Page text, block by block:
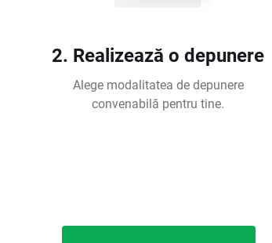
2. Realizează o depunere
Alege modalitatea de depunere
convenabilă pentru tine.